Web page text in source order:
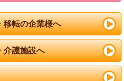
移転の企業様へ
介護施設へ